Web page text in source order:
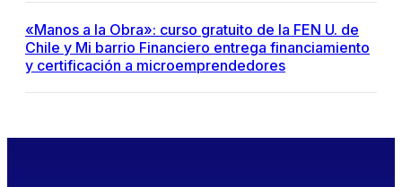
«Manos a la Obra»: curso gratuito de la FEN U. de
Chile y Mi barrio Financiero entrega financiamiento
y certificación a microemprendedores